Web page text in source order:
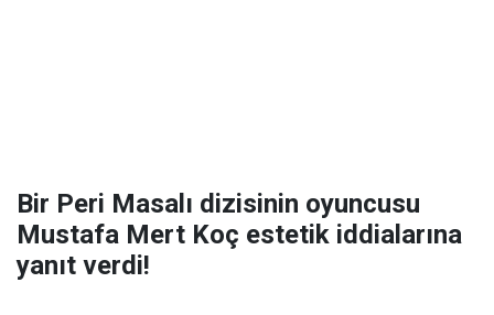
Bir Peri Masalı dizisinin oyuncusu
Mustafa Mert Koç estetik iddialarına
yanıt verdi!